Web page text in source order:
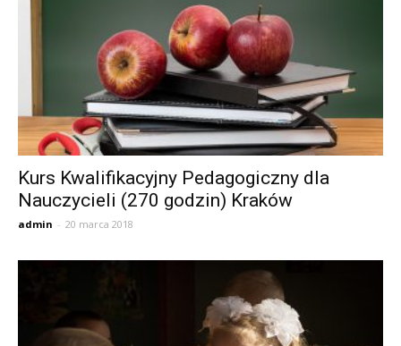
Kurs Kwalifikacyjny Pedagogiczny dla
Nauczycieli (270 godzin) Kraków
admin - 20 marca 2018